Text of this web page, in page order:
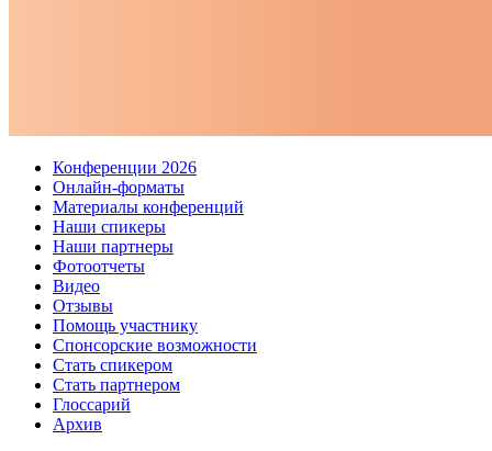
Конференции 2026
Онлайн-форматы
Материалы конференций
Наши спикеры
Наши партнеры
Фотоотчеты
Видео
Отзывы
Помощь участнику
Спонсорские возможности
Стать спикером
Стать партнером
Глоссарий
Архив